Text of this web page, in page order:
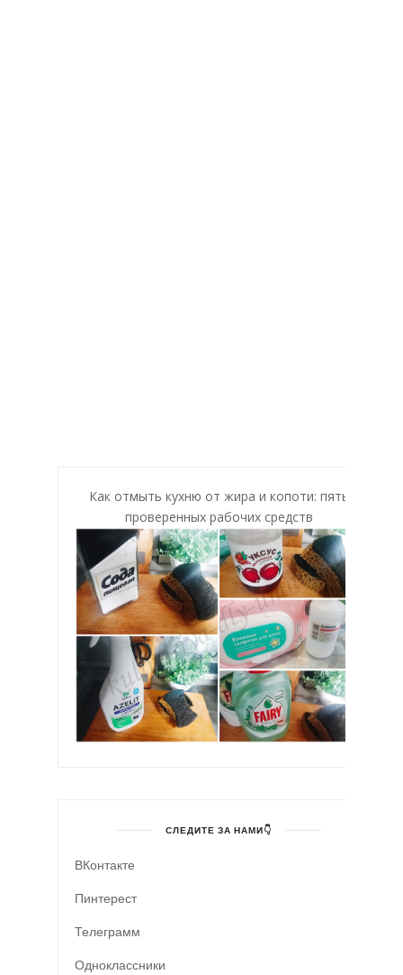
Как отмыть кухню от жира и копоти: пять
проверенных рабочих средств
СЛЕДИТЕ ЗА НАМИ👇
ВКонтакте
Пинтерест
Телеграмм
Одноклассники